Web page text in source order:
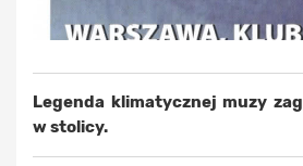
Legenda klimatycznej muzy
w stolicy.